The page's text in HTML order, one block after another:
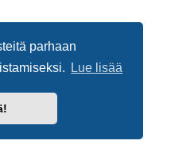
parhaan
Lue lisää